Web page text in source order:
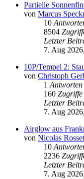
Partielle
von Marcus
10
8504
Letzter
7. Aug
10P/Tempel 2:
von Christoph
1 Antworten
160 Zugriffe
Letzter
7. Aug
Airglow aus
von Nicolas
10
2236
Letzter
7. Aug